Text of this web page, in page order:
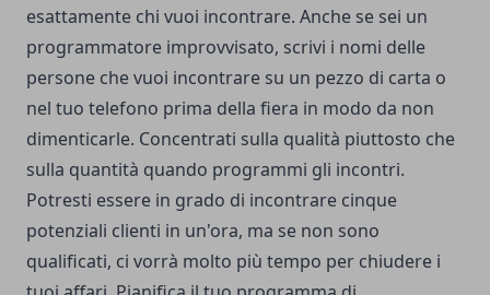
esattamente chi vuoi incontrare. Anche se sei un
programmatore improvvisato, scrivi i nomi delle
persone che vuoi incontrare su un pezzo di carta o
nel tuo telefono prima della fiera in modo da non
dimenticarle. Concentrati sulla qualità piuttosto che
sulla quantità quando programmi gli incontri.
Potresti essere in grado di incontrare cinque
potenziali clienti in un'ora, ma se non sono
qualificati, ci vorrà molto più tempo per chiudere i